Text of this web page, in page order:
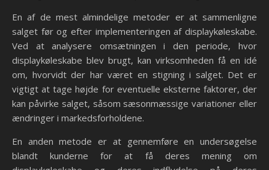
En af de mest almindelige metoder er at sammenligne
salget før og efter implementeringen af displaykøleskabe.
Ved at analysere omsætningen i den periode, hvor
displaykøleskabe blev brugt, kan virksomheden få en idé
om, hvorvidt der har været en stigning i salget. Det er
vigtigt at tage højde for eventuelle eksterne faktorer, der
kan påvirke salget, såsom sæsonmæssige variationer eller
ændringer i markedsforholdene.
En anden metode er at gennemføre en undersøgelse
blandt kunderne for at få deres mening om